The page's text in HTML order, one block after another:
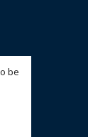
be